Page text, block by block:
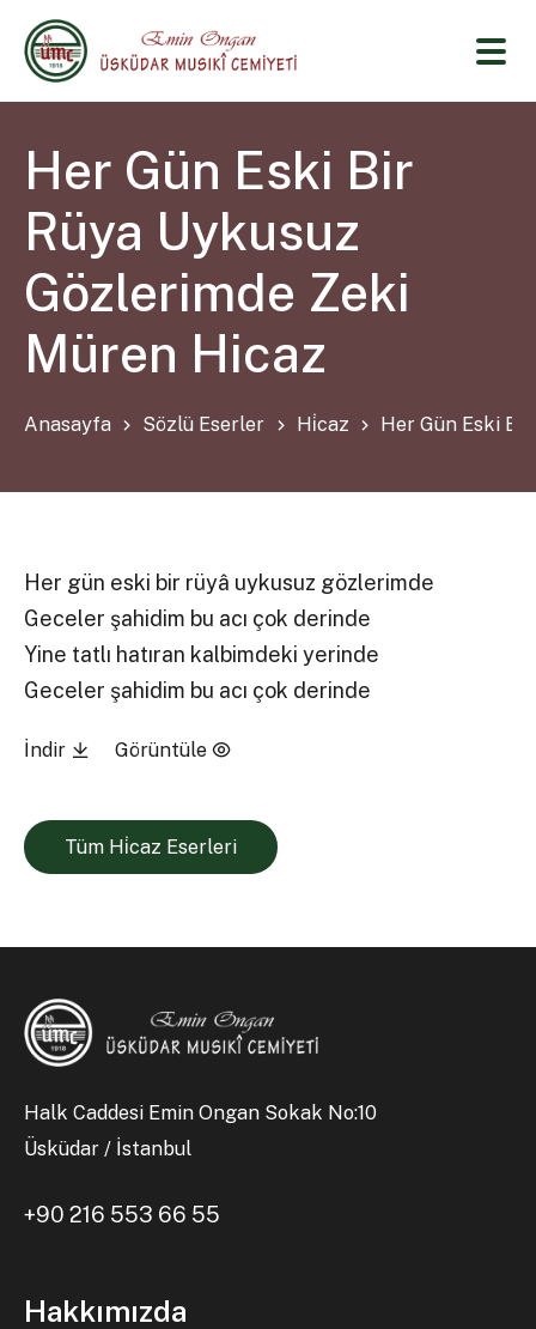
Her Gün Eski Bir
Rüya Uykusuz
Gözlerimde Zeki
Müren Hicaz
Anasayfa Sözlü Eserler Hi̇caz Her Gün Eski
Her gün eski bir rüyâ uykusuz gözlerimde
Geceler şahidim bu acı çok derinde
Yine tatlı hatıran kalbimdeki yerinde
Geceler şahidim bu acı çok derinde
İndir Görüntüle
Tüm Hi̇caz Eserleri
Halk Caddesi Emin Ongan Sokak No:10
Üsküdar / İstanbul
+90 216 553 66 55
Hakkımızda